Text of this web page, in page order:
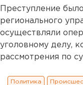
Преступление
регионального
осуществляли
уголовному делу,
рассмотрения по
Политика